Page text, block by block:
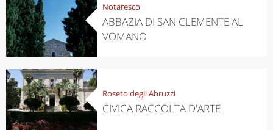
Notaresco
ABBAZIA DI SAN CLEMENTE AL
VOMANO
Roseto degli Abruzzi
CIVICA RACCOLTA D'ARTE